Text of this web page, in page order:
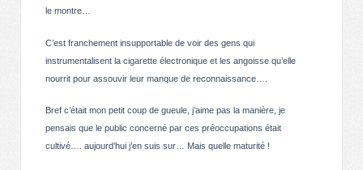
le montre…
C’est franchement insupportable de voir des gens qui
instrumentalisent la cigarette électronique et les angoisse qu’elle
nourrit pour assouvir leur manque de reconnaissance….
Bref c’était mon petit coup de gueule, j’aime pas la manière, je
pensais que le public concerné par ces préoccupations était
cultivé…. aujourd’hui j’en suis sur… Mais quelle maturité !